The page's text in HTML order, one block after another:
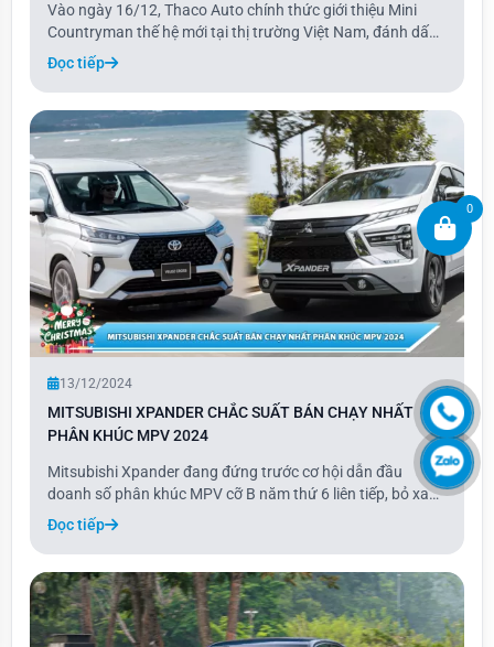
Vào ngày 16/12, Thaco Auto chính thức giới thiệu Mini
Countryman thế hệ mới tại thị trường Việt Nam, đánh dấu
một bước tiến mới trong dòng xe Mini. Phiên bản 2024 của
Countryman mang đến sự thay đổi toàn diện với thiết kế
tối giản đặc trưng, kết hợp cùng
Đọc tiếp
13/12/2024
MITSUBISHI XPANDER CHẮC SUẤT BÁN CHẠY NHẤT
PHÂN KHÚC MPV 2024
Mitsubishi Xpander đang đứng trước cơ hội dẫn đầu
doanh số phân khúc MPV cỡ B năm thứ 6 liên tiếp, bỏ xa
đối thủ Toyota Veloz khoảng 10.000 xe. Nếu tính cả mẫu
Avanza, tổng doanh số của hai mẫu xe nhà Toyota đạt
9.341 xe, thấp hơn Xpander khoảng 8.100 xe.
Đọc tiếp
0